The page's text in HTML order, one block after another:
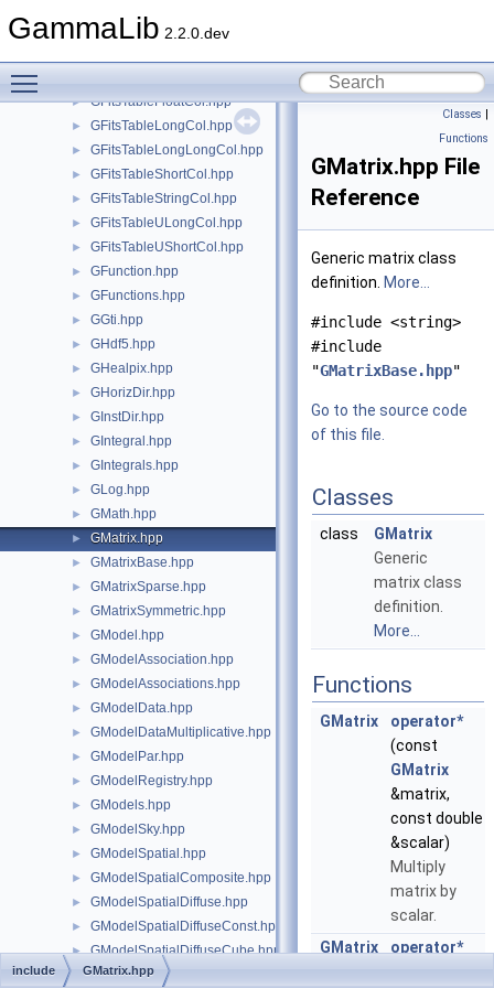
GammaLib 2.2.0.dev
► GFitsTableCFloatCol.hpp
► GFitsTableFloatCol.hpp
► GFitsTableLongCol.hpp
► GFitsTableLongLongCol.hpp
► GFitsTableShortCol.hpp
► GFitsTableStringCol.hpp
► GFitsTableULongCol.hpp
► GFitsTableUShortCol.hpp
► GFunction.hpp
► GFunctions.hpp
► GGti.hpp
► GHdf5.hpp
► GHealpix.hpp
► GHorizDir.hpp
► GInstDir.hpp
► GIntegral.hpp
► GIntegrals.hpp
► GLog.hpp
► GMath.hpp
► GMatrix.hpp
► GMatrixBase.hpp
► GMatrixSparse.hpp
► GMatrixSymmetric.hpp
► GModel.hpp
► GModelAssociation.hpp
► GModelAssociations.hpp
► GModelData.hpp
► GModelDataMultiplicative.hpp
► GModelPar.hpp
► GModelRegistry.hpp
► GModels.hpp
► GModelSky.hpp
► GModelSpatial.hpp
► GModelSpatialComposite.hpp
► GModelSpatialDiffuse.hpp
► GModelSpatialDiffuseConst.hpp
► GModelSpatialDiffuseCube.hpp
► GModelSpatialDiffuseMap.hpp
Classes |
Functions
GMatrix.hpp File
Reference
Generic matrix class
definition. More...
#include <string>
#include
"GMatrixBase.hpp"
Go to the source code
of this file.
Classes
class
GMatrix
Generic
matrix class
definition.
More...
Functions
GMatrix
operator*
(const
GMatrix
&matrix,
const double
&scalar)
Multiply
matrix by
scalar.
GMatrix
operator*
include GMatrix.hpp